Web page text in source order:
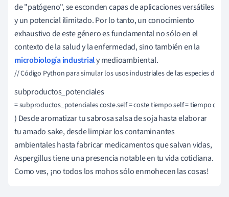
de "patógeno", se esconden capas de aplicaciones versátiles
y un potencial ilimitado. Por lo tanto, un conocimiento
exhaustivo de este género es fundamental no sólo en el
contexto de la salud y la enfermedad, sino también en la
microbiología industrialy medioambiental.
// Código Python para simular los usos industriales de las especies de
subproductos_potenciales
= subproductos_potenciales coste.self = coste tiempo.self = tiempo def
) Desde aromatizar tu sabrosa salsa de soja hasta elaborar
tu amado sake, desde limpiar los contaminantes
ambientales hasta fabricar medicamentos que salvan vidas,
Aspergillus tiene una presencia notable en tu vida cotidiana.
Como ves, ¡no todos los mohos sólo enmohecen las cosas!